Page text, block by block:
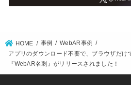
HOME 事例
WebAR事例
アプリのダウンロード不要で、ブラウザだけ
『WebAR名刺』がリリースされました！